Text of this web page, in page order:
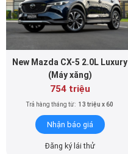
New Mazda CX-5 2.0L Luxury
(Máy xăng)
754 triệu
Trả hàng tháng từ: 13 triệu x 60
Nhận báo giá
Đăng ký lái thử